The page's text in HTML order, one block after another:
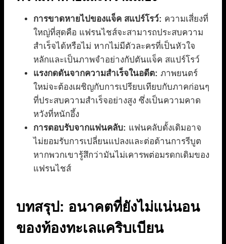
การขาดหายไปของแจ็ค สแปร์โรว์: ความเสี่ยงที่
ใหญ่ที่สุดคือ แฟรนไชส์จะสามารถประสบความ
สำเร็จได้หรือไม่ หากไม่มีตัวละครที่เป็นหัวใจ
หลักและเป็นภาพจำอย่างกัปตันแจ็ค สแปร์โรว์
แรงกดดันจากความสำเร็จในอดีต: ภาพยนตร์
ใหม่จะต้องเผชิญกับการเปรียบเทียบกับภาคก่อนๆ
ที่ประสบความสำเร็จอย่างสูง ซึ่งเป็นความคาด
หวังที่หนักอึ้ง
การตอบรับจากแฟนคลับ: แฟนคลับดั้งเดิมอาจ
ไม่ยอมรับการเปลี่ยนแปลงและต่อต้านการรีบูต
หากพวกเขารู้สึกว่ามันไม่เคารพต่อมรดกเดิมของ
แฟรนไชส์
บทสรุป: อนาคตที่ยังไม่แน่นอน
ของท้องทะเลแคริบเบียน